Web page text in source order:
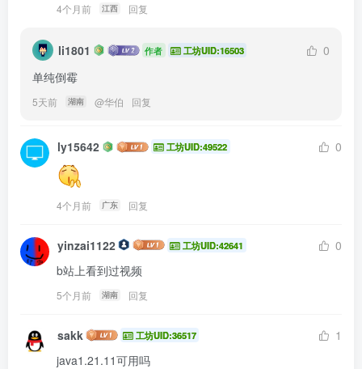
4个月前 江西 回复
li1801 作者 工坊UID:16503
0
单纯倒霉
5天前 湖南 @华伯 回复
ly15642 工坊UID:49522 0
4个月前 广东 回复
yinzai1122 工坊UID:42641
0
b站上看到过视频
5个月前 湖南 回复
sakk 工坊UID:36517
1
java1.21.11可用吗